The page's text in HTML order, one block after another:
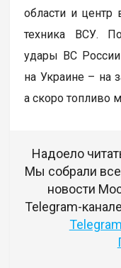
области и
техника ВСУ.
удары ВС
на Украине – на
а скоро топливо
Надоело
Мы собрали
новости
Telegram-